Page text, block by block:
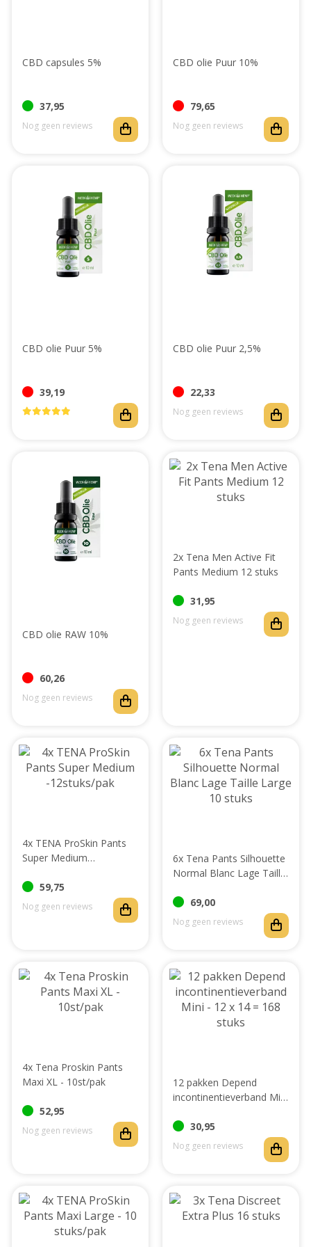
CBD capsules 5%
37,95
Nog geen reviews
CBD olie Puur 10%
79,65
Nog geen reviews
CBD olie Puur 5%
39,19
CBD olie Puur 2,5%
22,33
Nog geen reviews
CBD olie RAW 10%
60,26
Nog geen reviews
2x Tena Men Active Fit
Pants Medium 12 stuks
31,95
Nog geen reviews
4x TENA ProSkin Pants
Super Medium
59,75
Nog geen reviews
6x Tena Pants Silhouette
Normal Blanc Lage Taille
69,00
Nog geen reviews
4x Tena Proskin Pants
Maxi XL - 10st/pak
52,95
Nog geen reviews
12 pakken Depend
incontinentieverband Mini
30,95
Nog geen reviews